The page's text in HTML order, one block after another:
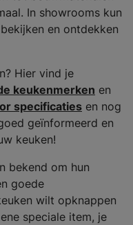
In showrooms kun
en ontdekken
Hier vind je
keukenmerken en
specificaties en nog
geïnformeerd en
keuken!
bekend om hun
goede
wilt opknappen
speciale item, je